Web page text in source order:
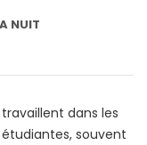
NUIT
dans les
souvent